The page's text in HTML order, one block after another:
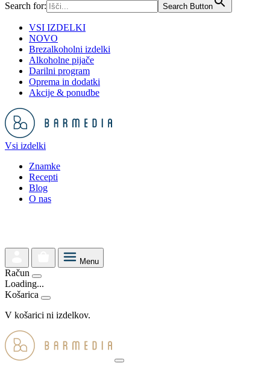
Search for: Search Button
VSI IZDELKI
NOVO
Brezalkoholni izdelki
Alkoholne pijače
Darilni program
Oprema in dodatki
Akcije & ponudbe
Vsi izdelki
Znamke
Recepti
Blog
O nas
Menu
Račun
Loading...
Košarica
V košarici ni izdelkov.